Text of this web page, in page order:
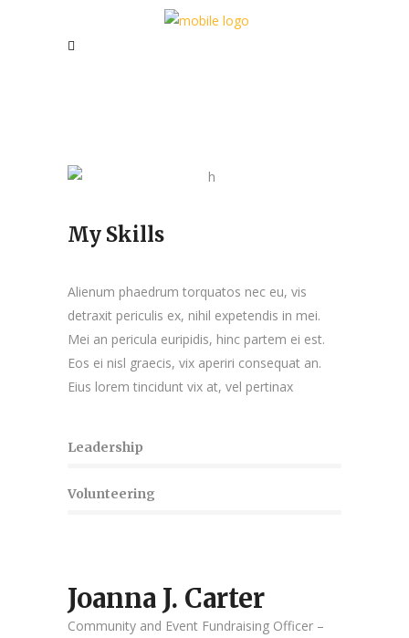
My Skills
Alienum phaedrum torquatos nec eu, vis
detraxit periculis ex, nihil expetendis in mei.
Mei an pericula euripidis, hinc partem ei est.
Eos ei nisl graecis, vix aperiri consequat an.
Eius lorem tincidunt vix at, vel pertinax
Leadership
Volunteering
Joanna J. Carter
Community and Event Fundraising Officer –